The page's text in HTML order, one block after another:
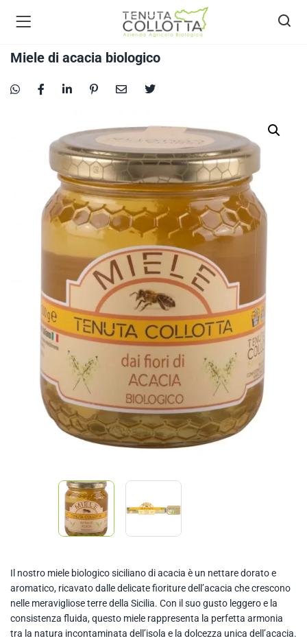
Miele di acacia biologico
Il nostro miele biologico siciliano di acacia è un nettare dorato e
aromatico, ricavato dalle delicate fioriture dell’acacia che crescono
nelle meravigliose terre della Sicilia. Con il suo gusto leggero e la
consistenza fluida, questo miele rappresenta la perfetta armonia
tra la natura incontaminata dell’isola e la dolcezza unica dell’acacia.